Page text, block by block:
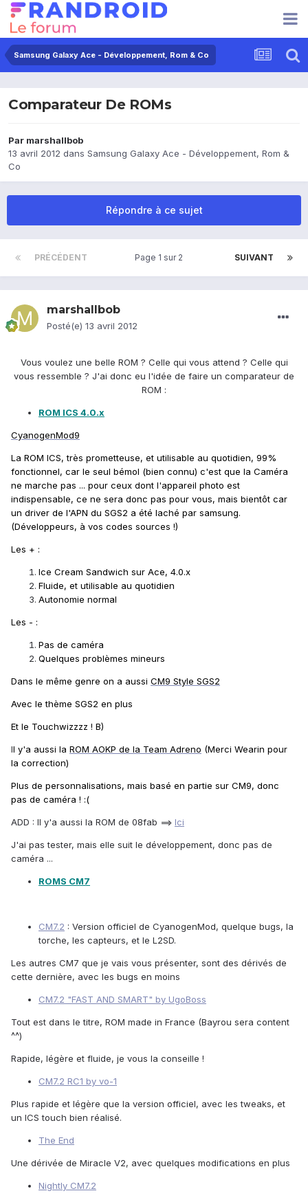
Samsung Galaxy Ace - Développement, Rom & Co
Comparateur De ROMs
Par marshallbob
13 avril 2012 dans Samsung Galaxy Ace - Développement, Rom &
Co
Répondre à ce sujet
PRÉCÉDENT SUIVANT
Page 1 sur 2
marshallbob
Posté(e) 13 avril 2012
Vous voulez une belle ROM ? Celle qui vous attend ? Celle qui
vous ressemble ? J'ai donc eu l'idée de faire un comparateur de
ROM :
ROM ICS 4.0.x
CyanogenMod9
La ROM ICS, très prometteuse, et utilisable au quotidien, 99%
fonctionnel, car le seul bémol (bien connu) c'est que la Caméra
ne marche pas ... pour ceux dont l'appareil photo est
indispensable, ce ne sera donc pas pour vous, mais bientôt car
un driver de l'APN du SGS2 a été laché par samsung.
(Développeurs, à vos codes sources !)
Les + :
Ice Cream Sandwich sur Ace, 4.0.x
Fluide, et utilisable au quotidien
Autonomie normal
Les - :
Pas de caméra
Quelques problèmes mineurs
Dans le même genre on a aussi CM9 Style SGS2
Avec le thème SGS2 en plus
Et le Touchwizzzz ! B)
Il y'a aussi la ROM AOKP de la Team Adreno (Merci Wearin pour
la correction)
Plus de personnalisations, mais basé en partie sur CM9, donc
pas de caméra ! :(
ADD : Il y'a aussi la ROM de 08fab ==> Ici
J'ai pas tester, mais elle suit le développement, donc pas de
caméra ...
ROMS CM7
CM7.2 : Version officiel de CyanogenMod, quelque bugs, la
torche, les capteurs, et le L2SD.
Les autres CM7 que je vais vous présenter, sont des dérivés de
cette dernière, avec les bugs en moins
CM7.2 "FAST AND SMART" by UgoBoss
Tout est dans le titre, ROM made in France (Bayrou sera content
^^)
Rapide, légère et fluide, je vous la conseille !
CM7.2 RC1 by vo-1
Plus rapide et légère que la version officiel, avec les tweaks, et
un ICS touch bien réalisé.
The End
Une dérivée de Miracle V2, avec quelques modifications en plus
Nightly CM7.2